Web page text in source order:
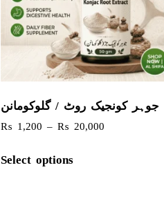
جوہر کونجیک روٹ / گلوکومانن
₨ 1,200 – ₨ 20,000
Select options